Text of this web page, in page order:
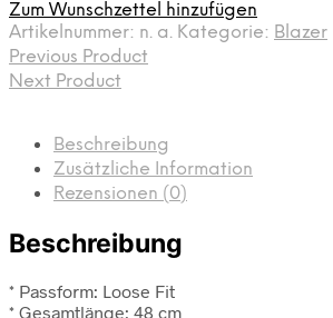
Zum Wunschzettel hinzufügen
Artikelnummer: n. a. Kategorie: Blazer
Previous Product
Next Product
Beschreibung
Zusätzliche Information
Rezensionen (0)
Beschreibung
* Passform: Loose Fit
* Gesamtlänge: 48 cm